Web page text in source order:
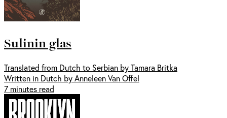
Sulinin glas
Translated from Dutch to Serbian by Tamara Britka
Written in Dutch by Anneleen Van Offel
7 minutes read